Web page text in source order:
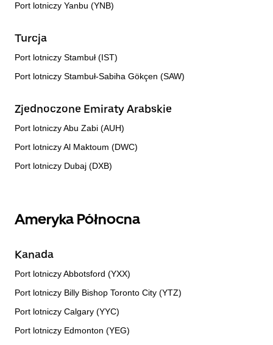
Port lotniczy Yanbu (YNB)
Turcja
Port lotniczy Stambuł (IST)
Port lotniczy Stambuł-Sabiha Gökçen (SAW)
Zjednoczone Emiraty Arabskie
Port lotniczy Abu Zabi (AUH)
Port lotniczy Al Maktoum (DWC)
Port lotniczy Dubaj (DXB)
Ameryka Północna
Kanada
Port lotniczy Abbotsford (YXX)
Port lotniczy Billy Bishop Toronto City (YTZ)
Port lotniczy Calgary (YYC)
Port lotniczy Edmonton (YEG)